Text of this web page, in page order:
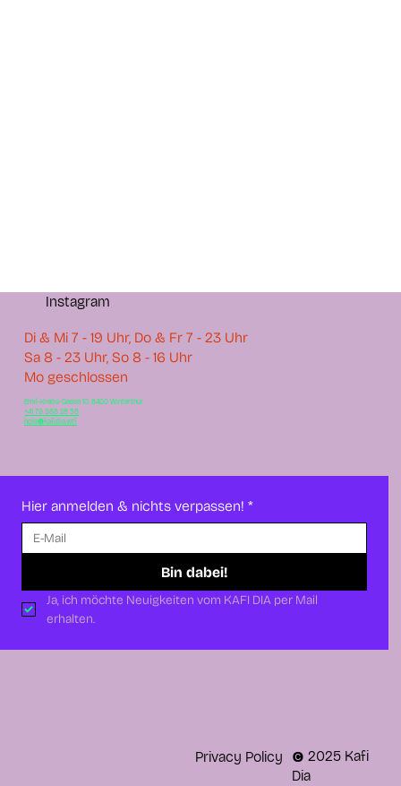
Instagram
Hier anmelden & nichts verpassen! *
Bin dabei!
Ja, ich möchte Neuigkeiten vom KAFI DIA per Mail
erhalten.
Di & Mi 7 - 19 Uhr, Do & Fr 7 - 23 Uhr
Sa 8 - 23 Uhr, So 8 - 16 Uhr
Mo geschlossen
Emil-Krebs-Gasse 10, 8400 Winterthur
+41 79 388 28 58
hola@kafidia.wtf
Privacy Policy
© 2025 Kafi
Dia